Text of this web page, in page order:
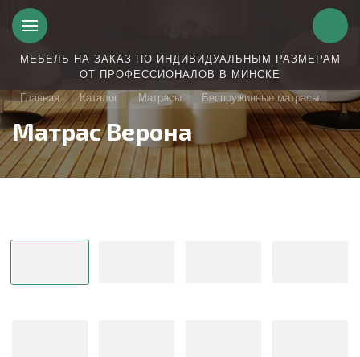
МЕБЕЛЬ НА ЗАКАЗ ПО ИНДИВИДУАЛЬНЫМ РАЗМЕРАМ
ОТ ПРОФЕССИОНАЛОВ В МИНСКЕ
Главная
Каталог Матрасы Беспружинные матрасы
Матрас Верона